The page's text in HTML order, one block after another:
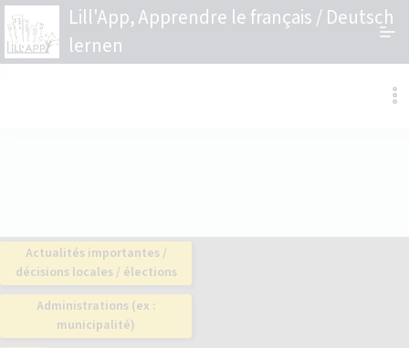
Lill'App, Apprendre le français / Deutsch
lernen
Actualités importantes /
décisions locales / élections
Administrations (ex :
municipalité)